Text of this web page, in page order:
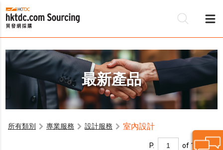
最新產品
所有類別 專業服務 設計服務 室內設計
P. of 1